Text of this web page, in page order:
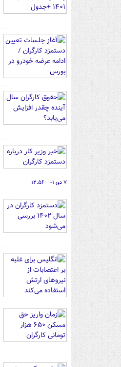
۷ دی ۰۱ - ۱۲:۵۴